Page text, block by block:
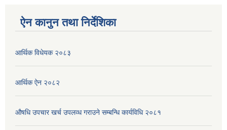
ऐन कानुन तथा निर्देशिका
आर्थिक विधेयक २०८३
आर्थिक ऐन २०८२
औषधि उपचार खर्च उपलव्ध गराउने सम्बन्धि कार्यविधि २०८१